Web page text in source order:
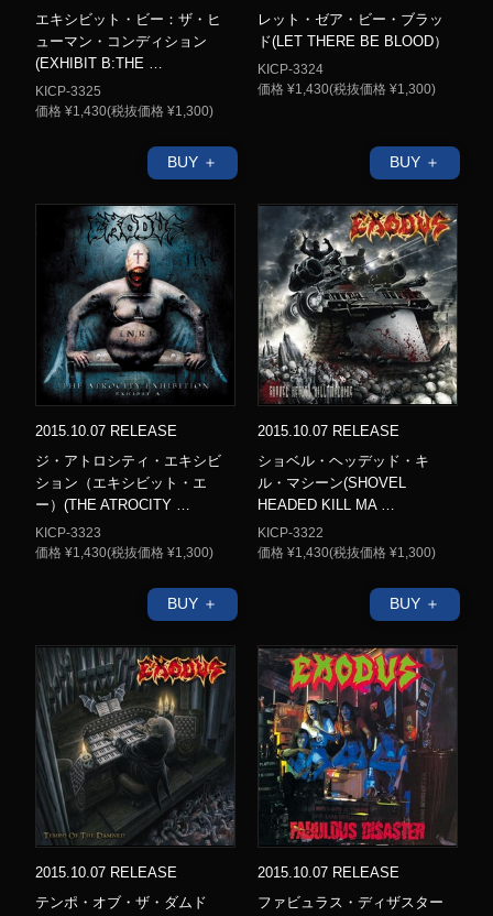
エキシビット・ビー：ザ・ヒ
ューマン・コンディション
(EXHIBIT B:THE …
KICP-3325
価格 ¥1,430(税抜価格 ¥1,300)
BUY ＋
レット・ゼア・ビー・ブラッ
ド(LET THERE BE BLOOD）
KICP-3324
価格 ¥1,430(税抜価格 ¥1,300)
BUY ＋
2015.10.07 RELEASE
ジ・アトロシティ・エキシビ
ション（エキシビット・エ
ー）(THE ATROCITY …
KICP-3323
価格 ¥1,430(税抜価格 ¥1,300)
BUY ＋
2015.10.07 RELEASE
ショベル・ヘッデッド・キ
ル・マシーン(SHOVEL
HEADED KILL MA …
KICP-3322
価格 ¥1,430(税抜価格 ¥1,300)
BUY ＋
2015.10.07 RELEASE
テンポ・オブ・ザ・ダムド
2015.10.07 RELEASE
ファビュラス・ディザスター